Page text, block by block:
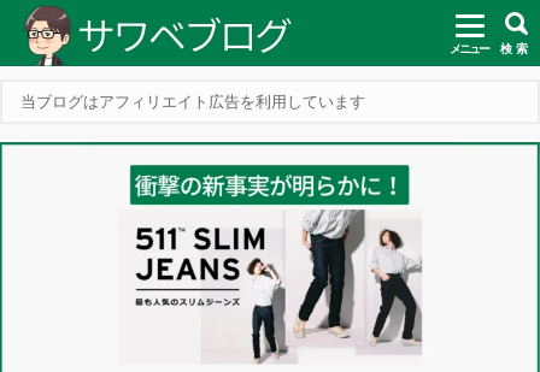
メニュー 検 索
当ブログはアフィリエイト広告を利用しています